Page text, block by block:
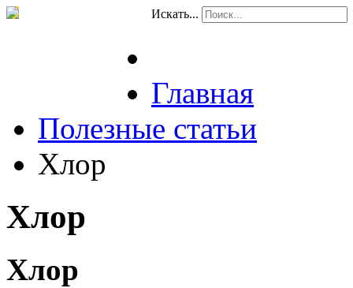
Искать...
Главная
Полезные статьи
Хлор
Хлор
Хлор